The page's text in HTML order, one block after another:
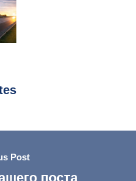
Post
поста